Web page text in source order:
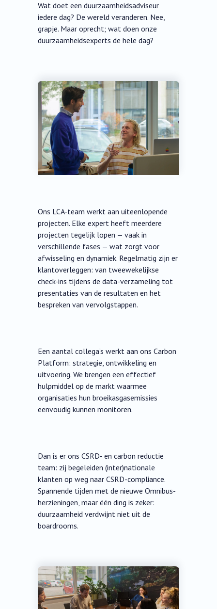
Wat doet een duurzaamheidsadviseur
iedere dag? De wereld veranderen. Nee,
grapje. Maar oprecht; wat doen onze
duurzaamheidsexperts de hele dag?
Ons LCA-team werkt aan uiteenlopende
projecten. Elke expert heeft meerdere
projecten tegelijk lopen — vaak in
verschillende fases — wat zorgt voor
afwisseling en dynamiek. Regelmatig zijn er
klantoverleggen: van tweewekelijkse
check-ins tijdens de data-verzameling tot
presentaties van de resultaten en het
bespreken van vervolgstappen.
Een aantal collega’s werkt aan ons Carbon
Platform: strategie, ontwikkeling en
uitvoering. We brengen een effectief
hulpmiddel op de markt waarmee
organisaties hun broeikasgasemissies
eenvoudig kunnen monitoren.
Dan is er ons CSRD- en carbon reductie
team: zij begeleiden (inter)nationale
klanten op weg naar CSRD-compliance.
Spannende tijden met de nieuwe Omnibus-
herzieningen, maar één ding is zeker:
duurzaamheid verdwijnt niet uit de
boardrooms.